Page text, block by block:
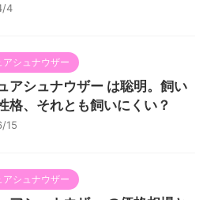
4
アシュナウザー
アシュナウザー は聡明。飼い
格、それとも飼いにくい？
15
アシュナウザー